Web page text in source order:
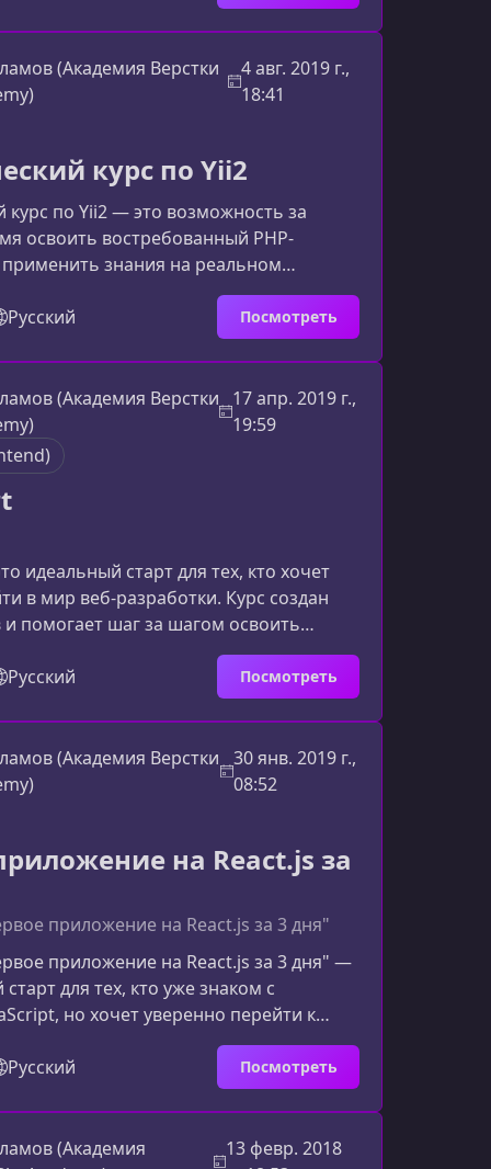
для разработки современных
вы изучите в рамках
сфокусирована на практической
Каждый урок — это новая
вашего проекта, реальная зад
(Академия Верстки
4 авг. 2019 г.,
18:41
курс по Yii2
курс по Yii2 — это возможность за
освоить востребованный PHP-
знания на реальном
вы шаг за шагом создадите
магазин, разберёте
работу с базами данных, формами,
писем. Курс идеально подходит
пополнить портфолио и прокачать
на Yii2.Чему вы научитесь на
вы пройдёте пут
Русский Посмотреть
(Академия Верстки
17 апр. 2019 г.,
19:59
идеальный старт для тех, кто хочет
в мир веб‑разработки. Курс создан
и помогает шаг за шагом освоить
научиться создавать
и понять, как работает веб.Что
собой курс Web StartПрограмма
формирование базовых навыков,
старта в IT. Обучение сочетает
и работу над реальными
темы курса H
Русский Посмотреть
(Академия Верстки
30 янв. 2019 г.,
08:52
на React.js за
приложение на React.js за 3 дня"
приложение на React.js за 3 дня" —
для тех, кто уже знаком с
но хочет уверенно перейти к
фронтенд‑фреймворками. За
ты освоишь базовые концепции
своё первое приложение и научишься
которые используют
тебя ждёт на
Русский Посмотреть
(Академия
13 февр. 2018